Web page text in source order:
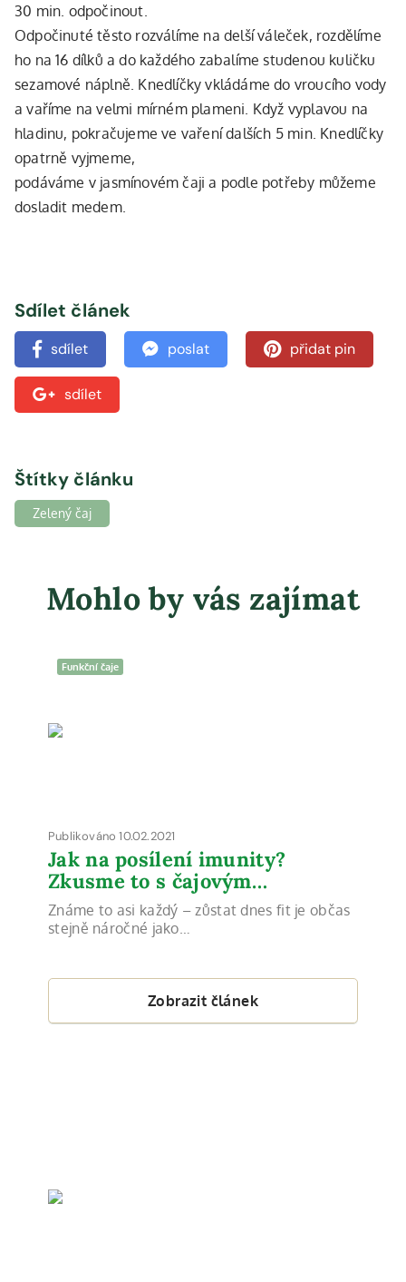
30 min. odpočinout.
Odpočinuté těsto rozválíme na delší váleček, rozdělíme
ho na 16 dílků a do každého zabalíme studenou kuličku
sezamové náplně. Knedlíčky vkládáme do vroucího vody
a vaříme na velmi mírném plameni. Když vyplavou na
hladinu, pokračujeme ve vaření dalších 5 min. Knedlíčky
opatrně vyjmeme,
podáváme v jasmínovém čaji a podle potřeby můžeme
dosladit medem.
Sdílet článek
sdílet poslat přidat pin
sdílet
Štítky článku
Zelený čaj
Mohlo by vás zajímat
Funkční čaje
Publikováno 10.02.2021
Jak na posílení imunity?
Zkusme to s čajovým…
Známe to asi každý – zůstat dnes fit je občas
stejně náročné jako…
Zobrazit článek